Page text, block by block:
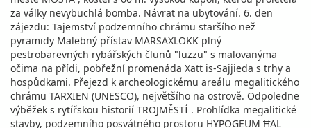
za války nevybuchlá bomba. Návrat na ubytování. 6. den
zájezdu: Tajemství podzemního chrámu staršího než
pyramidy Malebný přístav MARSAXLOKK plný
pestrobarevných rybářských člunů "luzzu" s malovanýma
očima na přídi, pobřežní promenáda Xatt is-Sajjieda s trhy a
hospůdkami. Přejezd k archeologickému areálu megalitického
chrámu TARXIEN (UNESCO), největšího na ostrově. Odpoledne
výběžek s rytířskou historií TROJMĚSTÍ . Prohlídka megalitické
stavby, podzemního posvátného prostoru HYPOGEUM ĦAL